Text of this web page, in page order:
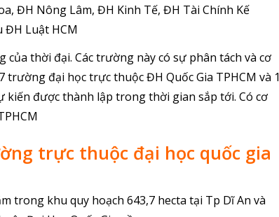
ĐH Nông Lâm, ĐH Kinh Tế, ĐH Tài Chính Kế
ĐH Luật HCM
thời đại. Các trường này có sự phân tách và cơ
trường đại học trực thuộc ĐH Quốc Gia TPHCM và 1
được thành lập trong thời gian sắp tới. Có cơ
trực thuộc đại học quốc gia
trong khu quy hoạch 643,7 hecta tại Tp Dĩ An và